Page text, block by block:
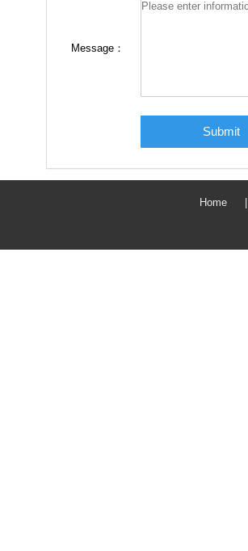
Message：
Home